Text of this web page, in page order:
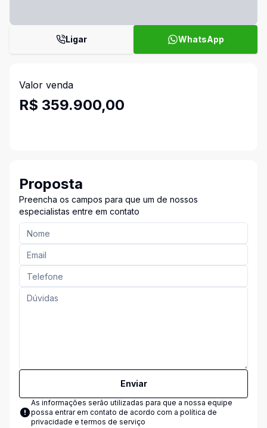
Ligar WhatsApp
Valor venda
R$ 359.900,00
Proposta
Preencha os campos para que um de nossos
especialistas entre em contato
Enviar
As informações serão utilizadas para que a nossa equipe
possa entrar em contato de acordo com a política de
privacidade e termos de serviço